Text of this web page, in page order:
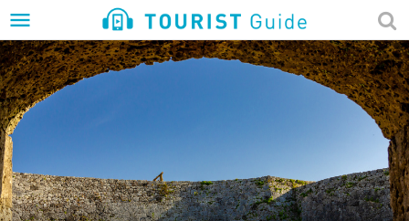
menu